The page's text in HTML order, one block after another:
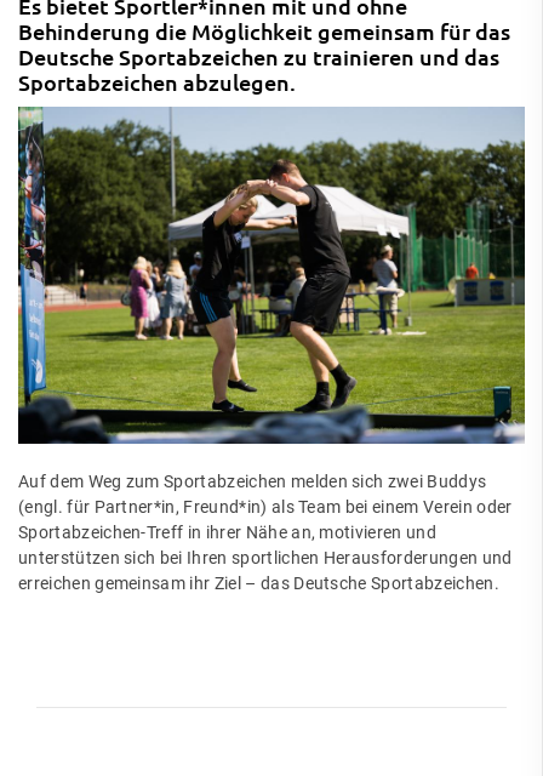
Behinderung die Möglichkeit gemeinsam für das
Deutsche Sportabzeichen zu trainieren und das
Sportabzeichen abzulegen.
Auf dem Weg zum Sportabzeichen melden sich zwei Buddys
(engl. für Partner*in, Freund*in) als Team bei einem Verein oder
Sportabzeichen-Treff in ihrer Nähe an, motivieren und
unterstützen sich bei Ihren sportlichen Herausforderungen und
erreichen gemeinsam ihr Ziel – das Deutsche Sportabzeichen.